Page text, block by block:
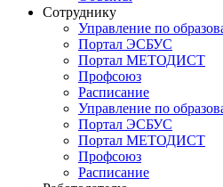
Сотруднику
Управление по
Портал ЭСБУС
Портал МЕТОДИСТ
Профсоюз
Расписание
Управление по
Портал ЭСБУС
Портал МЕТОДИСТ
Профсоюз
Расписание